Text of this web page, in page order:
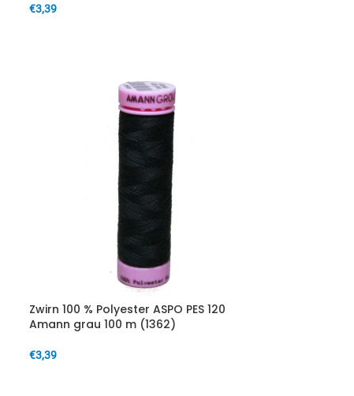
€3,39
Zwirn 100 % Polyester ASPO PES 120
Amann grau 100 m (1362)
€3,39